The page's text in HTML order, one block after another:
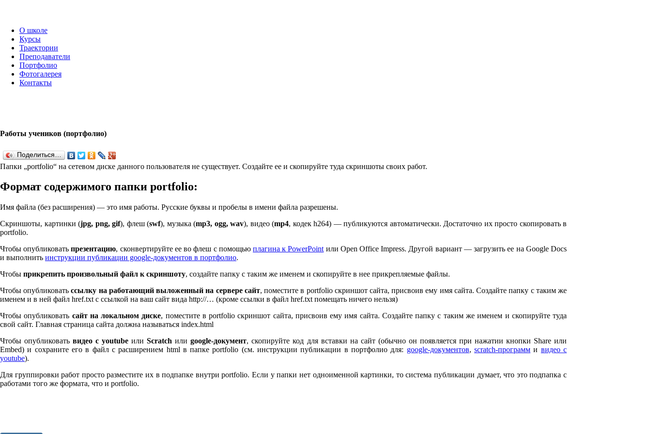
О школе
Курсы
Траектории
Преподаватели
Портфолио
Фотогалерея
Контакты
Работы учеников (портфолио)
Поделиться…
Папки „port­fo­lio“ на сетевом диске данного пользователя не существует. Создайте ее и скопируйте туда скриншоты своих работ.
Формат содержимого папки port­fo­lio:
Имя файла (без расширения) — это имя работы. Русские буквы и пробелы в имени файла разрешены.
Скриншоты, картинки (jpg, png, gif), флеш (swf), музыка (mp3, ogg, wav), видео (mp4, кодек h264) — публикуются автоматически. Достаточно их просто скопировать в
port­fo­lio.
Чтобы опубликоватьпрезентацию, сконвертируйте ее во флеш с помощью плагина к Pow­er­Point или Open Office Impress. Другой вариант — загрузить ее на Google Docs
и выполнить инструкции публикации google-документов в портфолио.
Чтобы прикрепить произвольный файл к скриншоту, создайте папку с таким же именем и скопируйте в нее прикрепляемые файлы.
Чтобы опубликоватьссылку на работающий выложенный на сервере сайт, поместите в port­fo­lio скриншот сайта, присвоив ему имя сайта. Создайте папку с таким же
именем и в ней файл href.txt с ссылкой на ваш сайт вида http://… (кроме ссылки в файл href.txt помещать ничего нельзя)
Чтобы опубликовать сайт на локальном диске, поместите в port­fo­lio скриншот сайта, присвоив ему имя сайта. Создайте папку с таким же именем и скопируйте туда
свой сайт. Главная страница сайта должна называться index.html
Чтобы опубликоватьвидео с youtube илиScratch илиgoogle-документ, скопируйте код для вставки на сайт (обычно он появляется при нажатии кнопки Share или
Embed) и сохраните его в файл с расширением html в папке port­fo­lio (см. инструкции публикации в портфолио для: google-документов,scratch-программ и видео с
youtube).
Для группировки работ просто разместите их в подпапке внутри port­fo­lio. Если у папки нет одноименной картинки, то система публикации думает, что это подпапка с
работами того же формата, что и port­fo­lio.